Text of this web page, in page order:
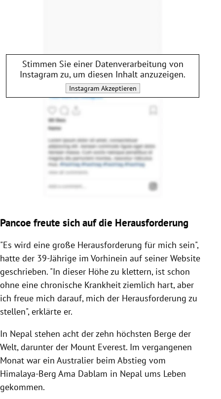
Stimmen Sie einer Datenverarbeitung von
Instagram zu, um diesen Inhalt anzuzeigen.
InstagramAkzeptieren
Pancoe freute sich auf die Herausforderung
"Es wird eine große Herausforderung für mich sein",
hatte der 39-Jährige im Vorhinein auf seiner Website
geschrieben. "In dieser Höhe zu klettern, ist schon
ohne eine chronische Krankheit ziemlich hart, aber
ich freue mich darauf, mich der Herausforderung zu
stellen", erklärte er.
In Nepal stehen acht der zehn höchsten Berge der
Welt, darunter der Mount Everest. Im vergangenen
Monat war ein Australier beim Abstieg vom
Himalaya-Berg Ama Dablam in Nepal ums Leben
gekommen.